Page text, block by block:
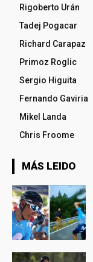
Rigoberto Urán
Tadej Pogacar
Richard Carapaz
Primoz Roglic
Sergio Higuita
Fernando Gaviria
Mikel Landa
Chris Froome
MÁS LEIDO